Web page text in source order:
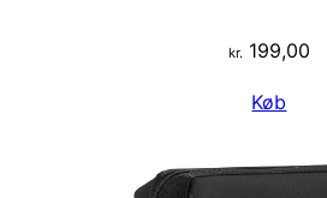
kr. 199,00
Køb